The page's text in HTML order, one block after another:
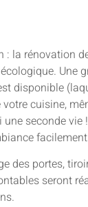
: la rénovation
Une
disponible
cuisine,
seconde vie
des portes,
seront